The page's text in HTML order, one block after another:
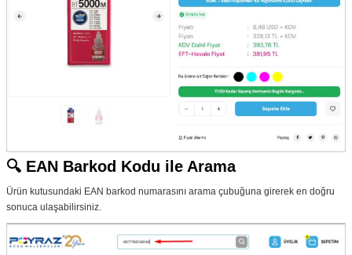
🔍 EAN Barkod Kodu ile Arama
Ürün kutusundaki EAN barkod numarasını arama çubuğuna girerek en doğru
sonuca ulaşabilirsiniz.